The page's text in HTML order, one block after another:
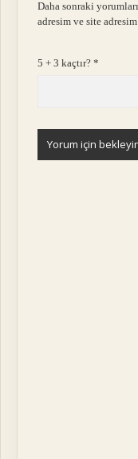
Daha sonraki
adresim ve site
5 + 3 kaçtır?*